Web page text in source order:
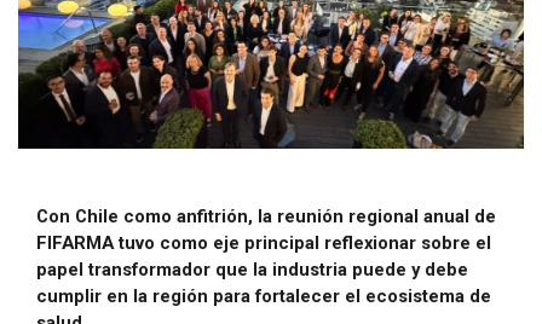
Con Chile como anfitrión, la reunión regional anual de
FIFARMA tuvo como eje principal reflexionar sobre el
papel transformador que la industria puede y debe
cumplir en la región para fortalecer el ecosistema de